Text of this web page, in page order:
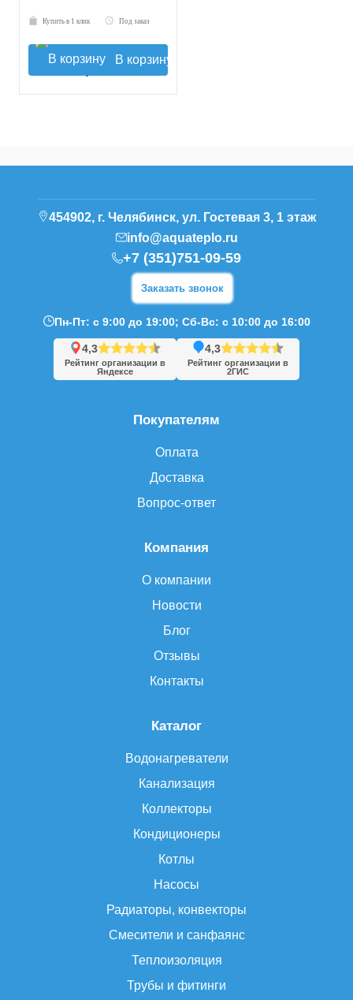
Купить в 1 клик Под заказ
В корзину
Каталог
Водонагреватели
Канализация
Коллекторы
Кондиционеры
Котлы
Насосы
Радиаторы, конвекторы
Смесители и санфаянс
Теплоизоляция
Трубы и фитинги
Компания
О компании
Новости
Блог
Отзывы
Контакты
Покупателям
Оплата
Доставка
Вопрос-ответ
454902, г. Челябинск, ул. Гостевая 3, 1 этаж
info@aquateplo.ru
+7 (351)751-09-59
Заказать звонок
Пн-Пт: с 9:00 до 19:00; Сб-Вс: с 10:00 до 16:00
4,3
Рейтинг организации в
Яндексе
4,3
Рейтинг организации в
2ГИС